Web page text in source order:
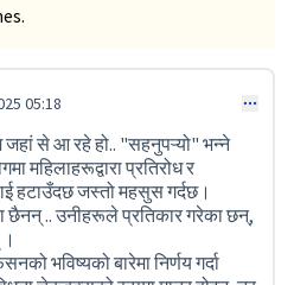
154)
05:18
जहां से आ रहे हो.. "सहनुपऱ्यो" भन्ने
महिलाहरूद्वारा प्रतिरोध र
हटाउँदछ जस्तो महसुस गर्दछ।
छैनन् .. उनीहरूले प्रतिकार गरेका छन्,
भविष्यको बारेमा निर्णय गर्दा